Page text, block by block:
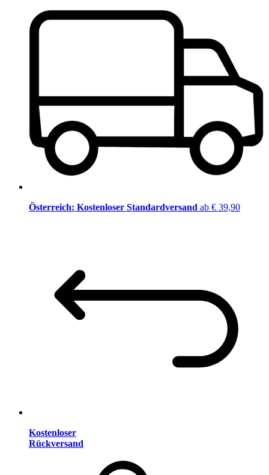
Österreich: Kostenloser Standardversand ab € 39,90
Kostenloser
Rückversand